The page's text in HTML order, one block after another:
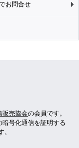
お問合せ
販売協会の会員です。
号化通信を証明する